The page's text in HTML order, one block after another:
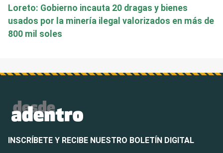
Loreto: Gobierno incauta 20 dragas y bienes
usados por la minería ilegal valorizados en más de
800 mil soles
INSCRÍBETE Y RECIBE NUESTRO BOLETÍN DIGITAL